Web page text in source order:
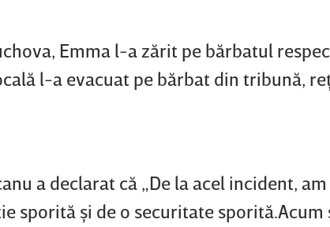
Emma l-a zărit pe bărbatul
l-a evacuat pe bărbat din tribună,
a declarat că „De la acel incident, am
sporită şi de o securitate sporită.Acum